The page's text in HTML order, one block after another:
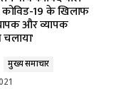
कोविड-19 के खिलाफ
और व्यापक
मुख्य समाचार